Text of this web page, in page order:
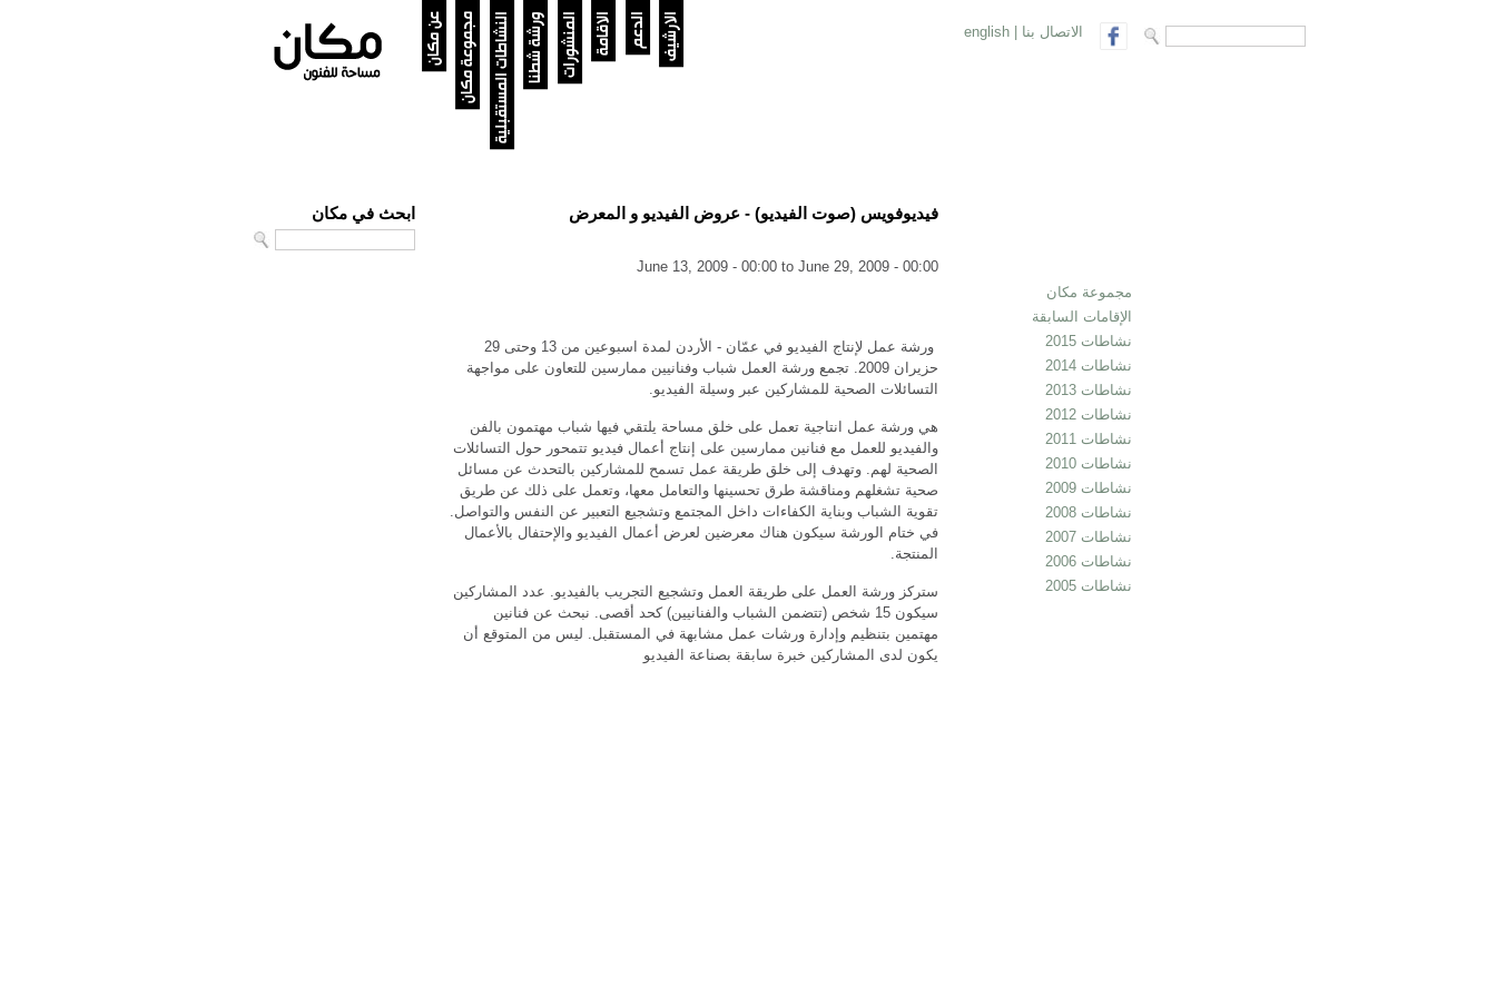
Search الاتصال بنا english عن مكان مجموعة مكانالنشاطات المستقبلية ورشة شطنا المنشورات الاقامة الدعم الارشيف
مجموعة مكان
الإقامات السابقة
نشاطات 2015
نشاطات 2014
نشاطات 2013
نشاطات 2012
نشاطات 2011
نشاطات 2010
نشاطات 2009
نشاطات 2008
نشاطات 2007
نشاطات 2006
نشاطات 2005
فيديوفويس (صوت الفيديو) - عروض الفيديو و المعرض
June 13, 2009 - 00:00 to June 29, 2009 - 00:00
ورشة عمل لإنتاج الفيديو في عمّان - الأردن لمدة اسبوعين من 13 وحتى 29
حزيران 2009. تجمع ورشة العمل شباب وفنانيين ممارسين للتعاون على مواجهة
التسائلات الصحية للمشاركين عبر وسيلة الفيديو.
هي ورشة عمل انتاجية تعمل على خلق مساحة يلتقي فيها شباب مهتمون بالفن
والفيديو للعمل مع فنانين ممارسين على إنتاج أعمال فيديو تتمحور حول التسائلات
الصحية لهم. وتهدف إلى خلق طريقة عمل تسمح للمشاركين بالتحدث عن مسائل
صحية تشغلهم ومناقشة طرق تحسينها والتعامل معها، وتعمل على ذلك عن طريق
تقوية الشباب وبناية الكفاءات داخل المجتمع وتشجيع التعبير عن النفس والتواصل.
في ختام الورشة سيكون هناك معرضين لعرض أعمال الفيديو والإحتفال بالأعمال
المنتجة.
ستركز ورشة العمل على طريقة العمل وتشجيع التجريب بالفيديو. عدد المشاركين
سيكون 15 شخص (تتضمن الشباب والفنانيين) كحد أقصى. نبحث عن فنانين
مهتمين بتنظيم وإدارة ورشات عمل مشابهة في المستقبل. ليس من المتوقع أن
يكون لدى المشاركين خبرة سابقة بصناعة الفيديو
ابحث في مكان